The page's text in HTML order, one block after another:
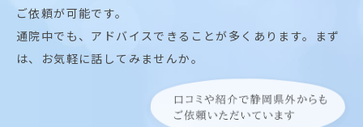
ご依頼が可能です。
通院中でも、アドバイスできることが多くあります。まず
は、お気軽に話してみませんか。